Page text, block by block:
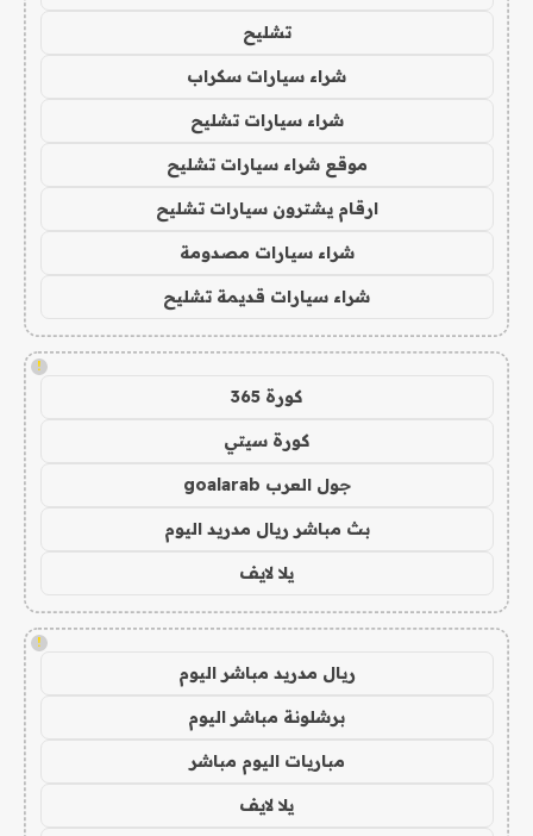
تشليح
شراء سيارات سكراب
شراء سيارات تشليح
موقع شراء سيارات تشليح
ارقام يشترون سيارات تشليح
شراء سيارات مصدومة
شراء سيارات قديمة تشليح
!
كورة 365
كورة سيتي
جول العرب goalarab
بث مباشر ريال مدريد اليوم
يلا لايف
!
ريال مدريد مباشر اليوم
برشلونة مباشر اليوم
مباريات اليوم مباشر
يلا لايف